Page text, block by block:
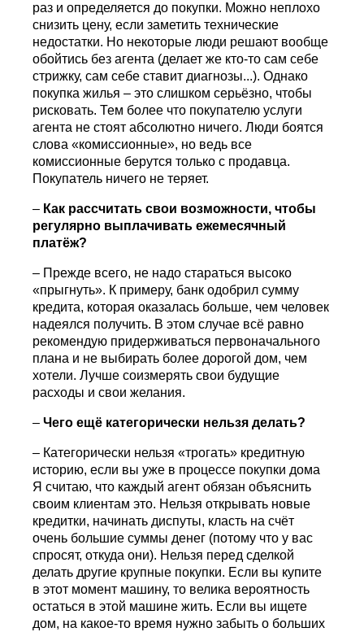
раз и определяется до покупки. Можно неплохо
снизить цену, если заметить технические
недостатки. Но некоторые люди решают вообще
обойтись без агента (делает же кто-то сам себе
стрижку, сам себе ставит диагнозы...). Однако
покупка жилья – это слишком серьёзно, чтобы
рисковать. Тем более что покупателю услуги
агента не стоят абсолютно ничего. Люди боятся
слова «комиссионные», но ведь все
комиссионные берутся только с продавца.
Покупатель ничего не теряет.
– Как рассчитать свои возможности, чтобы
регулярно выплачивать ежемесячный
платёж?
– Прежде всего, не надо стараться высоко
«прыгнуть». К примеру, банк одобрил сумму
кредита, которая оказалась больше, чем человек
надеялся получить. В этом случае всё равно
рекомендую придерживаться первоначального
плана и не выбирать более дорогой дом, чем
хотели. Лучше соизмерять свои будущие
расходы и свои желания.
–Чего ещё категорически нельзя делать?
– Категорически нельзя «трогать» кредитную
историю, если вы уже в процессе покупки дома
Я считаю, что каждый агент обязан объяснить
своим клиентам это. Нельзя открывать новые
кредитки, начинать диспуты, класть на счёт
очень большие суммы денег (потому что у вас
спросят, откуда они). Нельзя перед сделкой
делать другие крупные покупки. Если вы купите
в этот момент машину, то велика вероятность
остаться в этой машине жить. Если вы ищете
дом, на какое-то время нужно забыть о больших